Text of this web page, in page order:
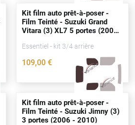
Kit film auto prêt-à-poser -
Film Teinté - Suzuki Grand
Vitara (3) XL7 5portes (2006
Essentiel - kit 3/4 arrière
109,00 €
Kit film auto prêt-à-poser -
Film Teinté - Suzuki Jimny (3)
3portes (2006 - 2010)